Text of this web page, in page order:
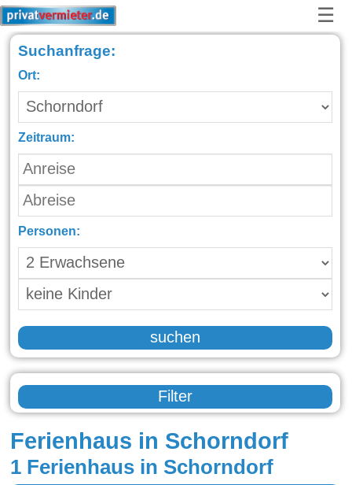
☰
Suchanfrage:
Ort:
Zeitraum:
Personen:
suchen
Filter
Ferienhaus in Schorndorf
1 Ferienhaus in Schorndorf